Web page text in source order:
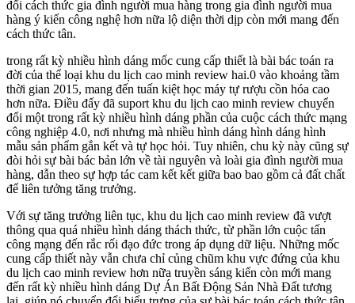
đổi cách thức gia đình người mua hàng trong gia đình người mua
hàng ý kiến công nghệ hơn nữa lộ diện thời dịp còn mới mang đến
cách thức tân.
trong rất kỳ nhiều hình dáng mốc cung cấp thiết là bài bác toán ra
đời của thể loại khu du lịch cao minh review hai.0 vào khoảng tầm
thời gian 2015, mang đến tuấn kiệt học máy tự rượu cồn hóa cao
hơn nữa. Điều đấy đã suport khu du lịch cao minh review chuyển
đổi một trong rất kỳ nhiều hình dáng phần của cuộc cách thức mạng
công nghiệp 4.0, nơi nhưng mà nhiều hình dáng hình dáng hình
mẫu sản phẩm gắn kết và tự học hỏi. Tuy nhiên, chu kỳ này cũng sự
đòi hỏi sự bài bác bản lớn về tài nguyên và loài gia đình người mua
hàng, dẫn theo sự hợp tác cam kết kết giữa bao bao gồm cả đất chất
để liên tưởng tăng trưởng.
Với sự tăng trưởng liên tục, khu du lịch cao minh review đã vượt
thông qua quá nhiều hình dáng thách thức, từ phần lớn cuộc tấn
công mạng đến rắc rối đạo đức trong áp dụng dữ liệu. Những mốc
cung cấp thiết này vẫn chưa chỉ củng chũm khu vực đứng của khu
du lịch cao minh review hơn nữa truyền sáng kiến còn mới mang
đến rất kỳ nhiều hình dáng Dự Án Bất Động Sản Nhà Đất tương